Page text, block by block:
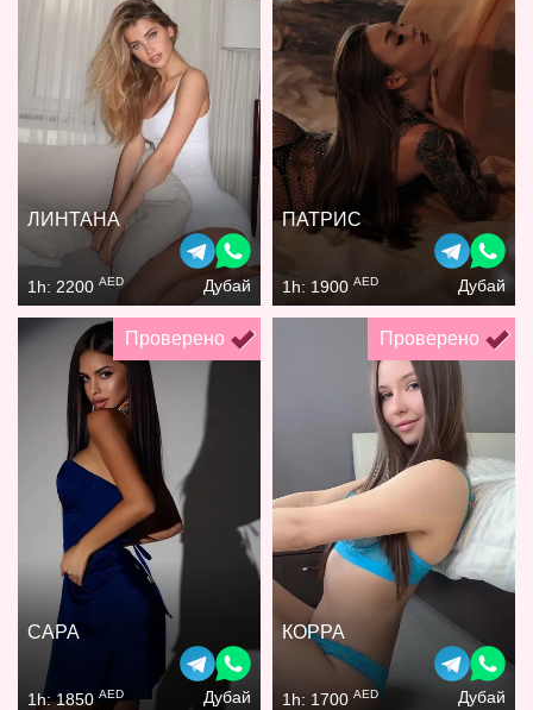
ЛИНТАНА
1h: 2200 AED Дубай
ПАТРИС
1h: 1900 AED Дубай
Проверено
САРА
1h: 1850 AED Дубай
Проверено
КОРРА
1h: 1700 AED Дубай